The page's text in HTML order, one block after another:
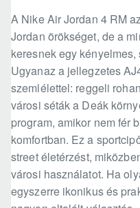
A Nike Air Jordan 4 RM
Jordan örökséget, de a
keresnek egy
Ugyanaz a jellegzetes
szemlélettel: reggeli
városi séták a Deák
program, amikor nem fér
komfortban. Ez a
street életérzést,
városi használatot. Ha
egyszerre ikonikus és